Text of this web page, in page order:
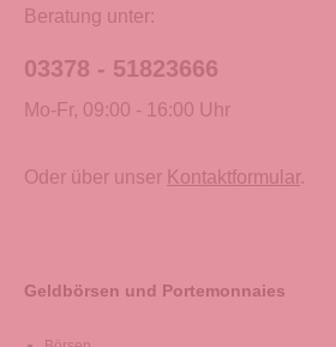
Beratung unter:
03378 - 51823666
Mo-Fr, 09:00 - 16:00 Uhr
Oder über unser Kontaktformular.
Geldbörsen und Portemonnaies